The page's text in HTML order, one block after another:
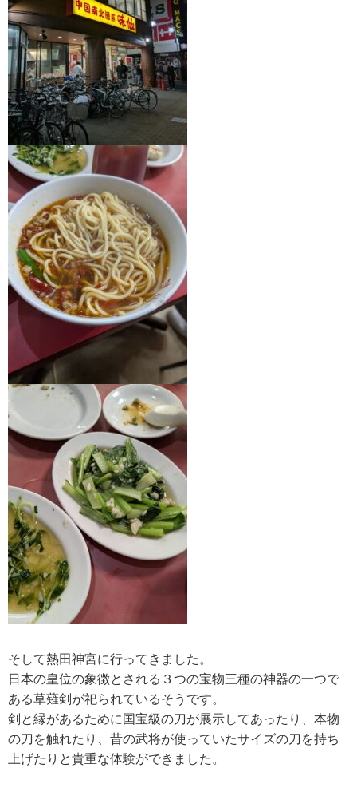
そして熱田神宮に行ってきました。
日本の皇位の象徴とされる３つの宝物三種の神器の一つで
ある草薙剣が祀られているそうです。
剣と縁があるために国宝級の刀が展示してあったり、本物
の刀を触れたり、昔の武将が使っていたサイズの刀を持ち
上げたりと貴重な体験ができました。